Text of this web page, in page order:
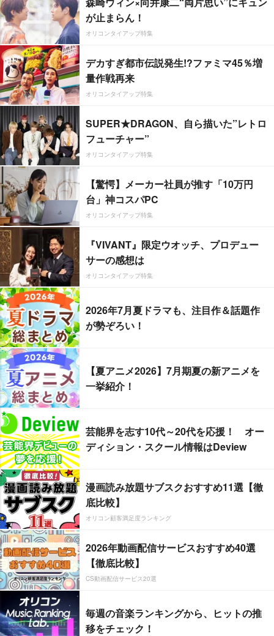
が止まらん！
オリコンタイアップ特集
デカすぎ都市伝説発生!?ファミマ45％増
量作戦再来
オリコンタイアップ特集
SUPER★DRAGON、自ら描いた”レトロ
フューチャー”
オリコンタイアップ特集
【驚愕】メーカー社員が推す「10万円
台」神コスパPC
オリコンタイアップ特集
『VIVANT』限定ウオッチ、プロデュー
サーの感想は
オリコンタイアップ特集
2026年7月夏ドラマも、注目作＆話題作
が勢ぞろい！
【夏アニメ2026】7月期夏の新アニメを
一挙紹介！
芸能界を志す10代～20代を応援！ オー
ディション・スクール情報はDeview
漫画読み放題サブスクおすすめ11選【徹
底比較】
オリコン顧客満足度ランキング
2026年動画配信サービスおすすめ40選
【徹底比較】
CS動画配信サービス20選
毎週の音楽ランキングから、ヒットの推
移をチェック！